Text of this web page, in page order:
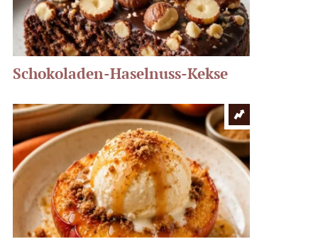
Schokoladen-Haselnuss-Kekse